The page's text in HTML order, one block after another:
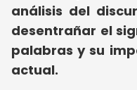
análisis del
desentrañar el
palabras y su
actual.